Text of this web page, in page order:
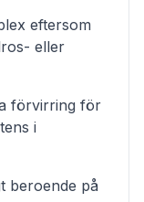
eftersom
eller
förvirring för
i
beroende på